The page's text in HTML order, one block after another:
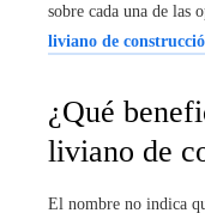
sobre cada una de las
liviano de
¿Qué
liviano de
El nombre no indica